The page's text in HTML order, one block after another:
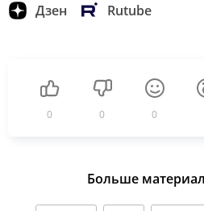
Дзен Rutube
0 0 0
Больше